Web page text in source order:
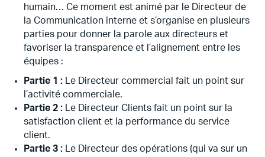
humain… Ce moment est animé par le Directeur de
la Communication interne et s’organise en plusieurs
parties pour donner la parole aux directeurs et
favoriser la transparence et l’alignement entre les
équipes :
Partie 1 : Le Directeur commercial fait un point sur
l’activité commerciale.
Partie 2 :
Le Directeur Clients fait un point sur la
satisfaction client et la performance du service
client.
Partie 3 :
Le Directeur des opérations (qui va sur un